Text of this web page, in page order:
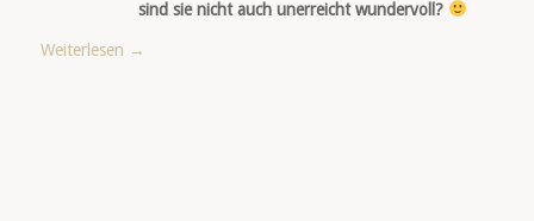
sind sie nicht auch unerreicht wundervoll?
Weiterlesen →